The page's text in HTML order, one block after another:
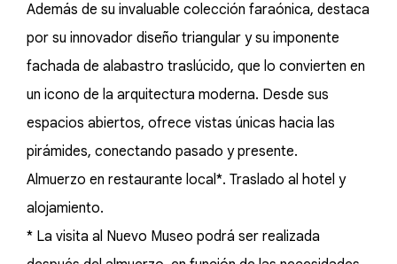
Además de su invaluable colección faraónica, destaca
por su innovador diseño triangular y su imponente
fachada de alabastro traslúcido, que lo convierten en
un icono de la arquitectura moderna. Desde sus
espacios abiertos, ofrece vistas únicas hacia las
pirámides, conectando pasado y presente.
Almuerzo en restaurante local*. Traslado al hotel y
alojamiento.
* La visita al Nuevo Museo podrá ser realizada